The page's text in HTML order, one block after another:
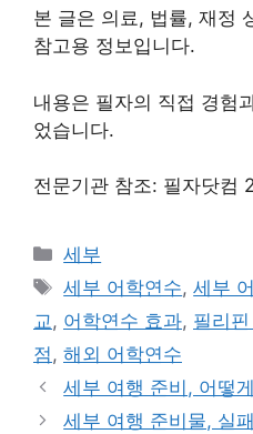
본 글은 의료, 법률, 재정
참고용 정보입니다.
내용은 필자의 직접 경험
었습니다.
전문기관 참조: 필자닷컴
카
테
리
세부
태
그
세부 어학연수,세부
교, 어학연수 효과, 필리
점, 해외 어학연수
세부 여행 준비, 어떻
세부 여행 준비물, 실